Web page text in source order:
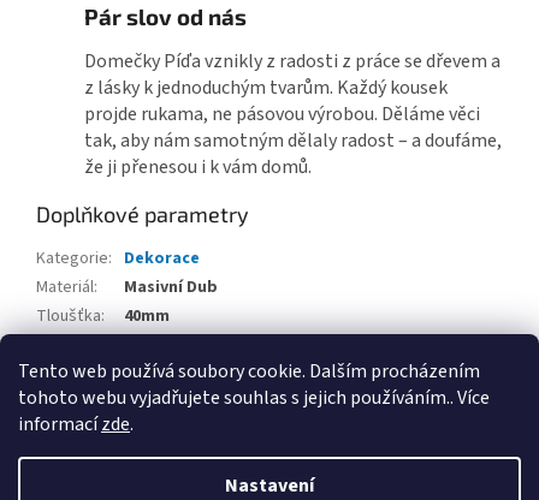
Tento web používá soubory cookie. Dalším procházením
tohoto webu vyjadřujete souhlas s jejich používáním.. Více
informacízde.
Nastavení
Pár slov od nás
Domečky Píďa vznikly z radosti z práce se dřevem a
z lásky k jednoduchým tvarům. Každý kousek
projde rukama, ne pásovou výrobou. Děláme věci
tak, aby nám samotným dělaly radost – a doufáme,
že ji přenesou i k vám domů.
Doplňkové parametry
Kategorie: Dekorace
Materiál:
Masivní Dub
Tloušťka:
40mm
Šířka : Více variant
Vytvořil Shoptet